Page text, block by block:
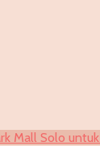
Mall Solo